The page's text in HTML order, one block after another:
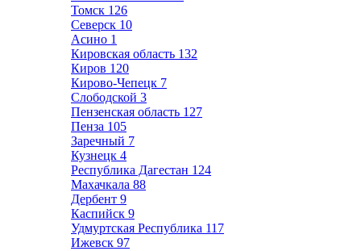
Томск 126
Северск 10
Асино 1
Кировская область 132
Киров 120
Кирово-Чепецк 7
Слободской 3
Пензенская область 127
Пенза 105
Заречный 7
Кузнецк 4
Республика Дагестан 124
Махачкала 88
Дербент 9
Каспийск 9
Удмуртская Республика 117
Ижевск 97